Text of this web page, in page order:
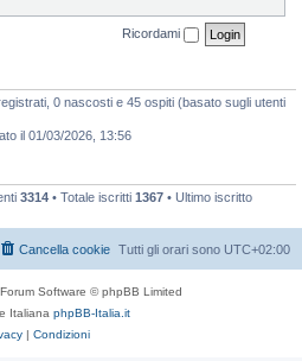
Ricordami
0 nascosti e 45 ospiti (basato sugli utenti
il 01/03/2026, 13:56
3314 • Totale iscritti 1367 • Ultimo iscritto
Tutti gli orari sono UTC+02:00
Cancella cookie
Software © phpBB Limited
Italiana phpBB-Italia.it
| Condizioni